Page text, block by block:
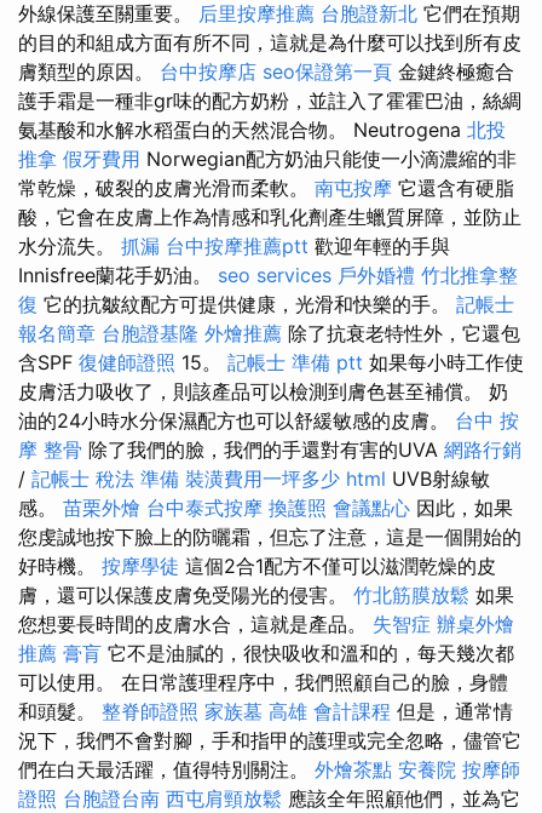
外線保護至關重要。 后里按摩推薦 台胞證新北 它們在預期
的目的和組成方面有所不同，這就是為什麼可以找到所有皮
膚類型的原因。 台中按摩店 seo保證第一頁 金鍵終極癒合
護手霜是一種非gr味的配方奶粉，並註入了霍霍巴油，絲綢
氨基酸和水解水稻蛋白的天然混合物。 Neutrogena 北投
推拿 假牙費用 Norwegian配方奶油只能使一小滴濃縮的非
常乾燥，破裂的皮膚光滑而柔軟。 南屯按摩 它還含有硬脂
酸，它會在皮膚上作為情感和乳化劑產生蠟質屏障，並防止
水分流失。 抓漏 台中按摩推薦ptt 歡迎年輕的手與
Innisfree蘭花手奶油。 seo services 戶外婚禮 竹北推拿整
復 它的抗皺紋配方可提供健康，光滑和快樂的手。 記帳士
報名簡章 台胞證基隆 外燴推薦 除了抗衰老特性外，它還包
含SPF 復健師證照 15。 記帳士 準備 ptt 如果每小時工作使
皮膚活力吸收了，則該產品可以檢測到膚色甚至補償。 奶
油的24小時水分保濕配方也可以舒緩敏感的皮膚。 台中 按
摩 整骨 除了我們的臉，我們的手還對有害的UVA 網路行銷
/ 記帳士 稅法 準備 裝潢費用一坪多少 html UVB射線敏
感。 苗栗外燴 台中泰式按摩 換護照 會議點心 因此，如果
您虔誠地按下臉上的防曬霜，但忘了注意，這是一個開始的
好時機。 按摩學徒 這個2合1配方不僅可以滋潤乾燥的皮
膚，還可以保護皮膚免受陽光的侵害。 竹北筋膜放鬆 如果
您想要長時間的皮膚水合，這就是產品。 失智症 辦桌外燴
推薦 膏肓 它不是油膩的，很快吸收和溫和的，每天幾次都
可以使用。 在日常護理程序中，我們照顧自己的臉，身體
和頭髮。 整脊師證照 家族墓 高雄 會計課程 但是，通常情
況下，我們不會對腳，手和指甲的護理或完全忽略，儘管它
們在白天最活躍，值得特別關注。 外燴茶點 安養院 按摩師
證照 台胞證台南 西屯肩頸放鬆 應該全年照顧他們，並為它